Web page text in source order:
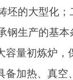
坯的大型化
钢生产的基
容量初炼炉，
备加热、真空